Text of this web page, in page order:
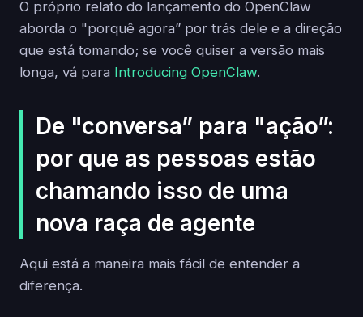
O próprio relato do lançamento do OpenClaw
aborda o "porquê agora” por trás dele e a direção
que está tomando; se você quiser a versão mais
longa, vá para Introducing OpenClaw.
De "conversa” para "ação”:
por que as pessoas estão
chamando isso de uma
nova raça de agente
Aqui está a maneira mais fácil de entender a
diferença.